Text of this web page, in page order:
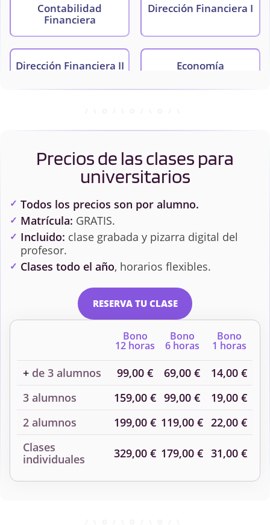
Contabilidad
Financiera
Dirección Financiera I
Dirección Financiera II Economía
Introducción a la
Contabilidad
Financiera
Matemáticas
Matemáticas
Financieras
Administración de
Empresas I
Organización y
Administración de
Empresas II
Precios de las clases para
universitarios
Todos los precios son por alumno.
Matrícula: GRATIS.
Incluido: clase grabada y pizarra digital del
profesor.
Clases todo el año, horarios flexibles.
RESERVA TU CLASE
Bono
12 horas
Bono
6 horas
Bono
1 horas
+ de 3 alumnos 99,00 € 69,00 €
14,00 €
3 alumnos
159,00 € 99,00 €
19,00 €
2 alumnos
199,00 € 119,00 € 22,00 €
Clases
individuales
329,00 € 179,00 € 31,00 €